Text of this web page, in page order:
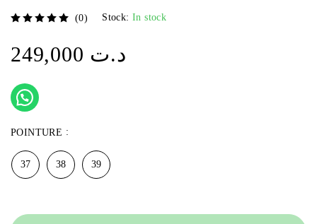
(0) Stock: In stock
د.ت
POINTURE
37 38 39